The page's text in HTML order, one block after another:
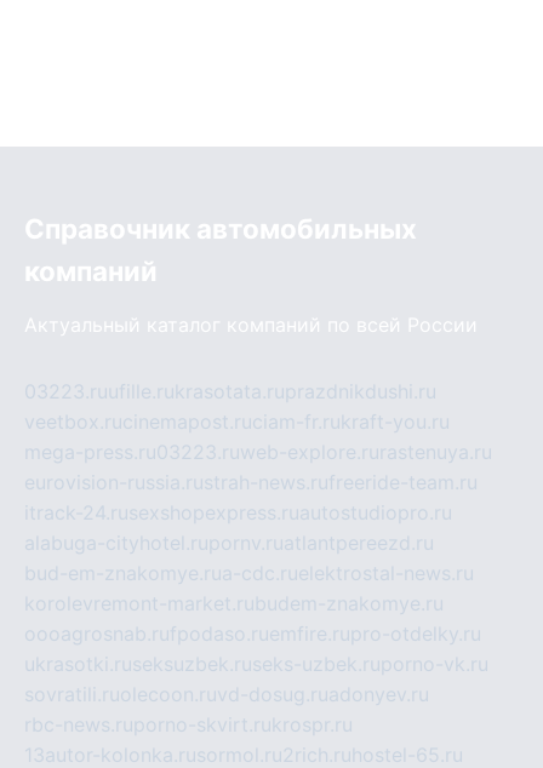
Справочник автомобильных
компаний
Актуальный каталог компаний по всей России
03223.ruufille.rukrasotata.ruprazdnikdushi.ru
veetbox.rucinemapost.ruciam-fr.rukraft-you.ru
mega-press.ru03223.ruweb-explore.ru rastenuya.ru
eurovision-russia.rustrah-news.rufreeride-team.ru
itrack-24.rusexshopexpress.ruautostudiopro.ru
alabuga-cityhotel.rupornv.ruatlantpereezd.ru
bud-em-znakomye.rua-cdc.ruelektrostal-news.ru
korolevremont-market.rubudem-znakomye.ru
oooagrosnab.rufpodaso.ruemfire.rupro-otdelky.ru
ukrasotki.ruseksuzbek.ruseks-uzbek.ruporno-vk.ru
sovratili.ruolecoon.ruvd-dosug.ruadonyev.ru
rbc-news.ruporno-skvirt.rukrospr.ru
13autor-kolonka.rusormol.ru2rich.ru hostel-65.ru